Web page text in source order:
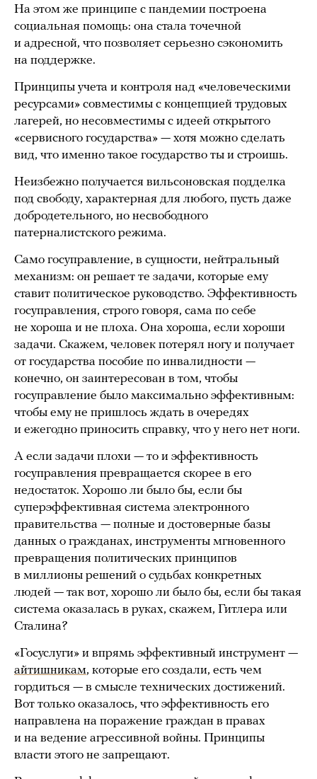
На этом же принципе с пандемии построена
социальная помощь: она стала точечной
и адресной, что позволяет серьезно сэкономить
на поддержке.
Принципы учета и контроля над «человеческими
ресурсами» совместимы с концепцией трудовых
лагерей, но несовместимы с идеей открытого
«сервисного государства» — хотя можно сделать
вид, что именно такое государство ты и строишь.
Неизбежно получается вильсоновская подделка
под свободу, характерная для любого, пусть даже
добродетельного, но несвободного
патерналистского режима.
Само госуправление, в сущности, нейтральный
механизм: он решает те задачи, которые ему
ставит политическое руководство. Эффективность
госуправления, строго говоря, сама по себе
не хороша и не плоха. Она хороша, если хороши
задачи. Скажем, человек потерял ногу и получает
от государства пособие по инвалидности —
конечно, он заинтересован в том, чтобы
госуправление было максимально эффективным:
чтобы ему не пришлось ждать в очередях
и ежегодно приносить справку, что у него нет ноги.
А если задачи плохи — то и эффективность
госуправления превращается скорее в его
недостаток. Хорошо ли было бы, если бы
суперэффективная система электронного
правительства — полные и достоверные базы
данных о гражданах, инструменты мгновенного
превращения политических принципов
в миллионы решений о судьбах конкретных
людей — так вот, хорошо ли было бы, если бы такая
система оказалась в руках, скажем, Гитлера или
Сталина?
«Госуслуги» и впрямь эффективный инструмент —
айтишникам, которые его создали, есть чем
гордиться — в смысле технических достижений.
Вот только оказалось, что эффективность его
направлена на поражение граждан в правах
и на ведение агрессивной войны. Принципы
власти этого не запрещают.